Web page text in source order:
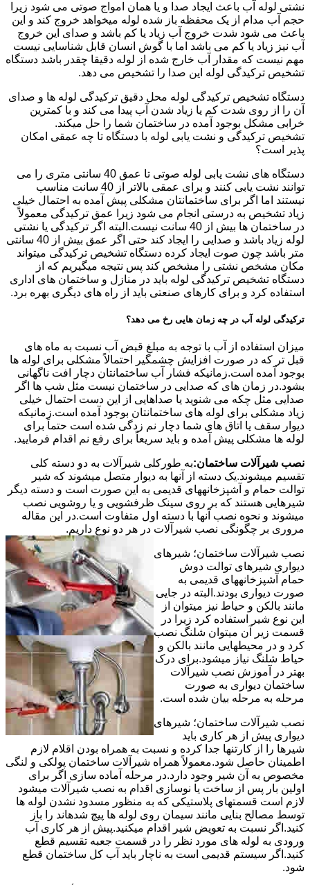
نشتی لوله آب باعث ایجاد صدا و یا همان امواج صوتی می شود زیرا
حجم آب مدام از یک محفظه باز شده لوله میخواهد خروج کند و این
باعث می شود شدت خروج آب زیاد یا کم باشد و صدای این خروج
آب نیز زیاد یا کم می باشد اما با گوش انسان قابل شناسایی نیست
مهم نیست که مقدار آب خارج شده از لوله دقیقا چقدر باشد دستگاه
تشخیص ترکیدگی لوله این صدا را تشخیص می دهد.
دستگاه تشخیص ترکیدگی لوله محل دقیق ترکیدگی لوله ها و صدای
آن را از روی شدت کم یا زیاد شدن آب پیدا می کند و با کمترین
خرابی مشکل بوجود آمده در ساختمان شما را حل میکند.
تشخیص ترکیدگی و نشت یابی لوله با دستگاه تا چه عمقی امکان
پذیر است؟
دستگاه های نشت یابی لوله صوتی تا عمق 40 سانتی متری را می
توانند نشت یابی کنند و برای عمقی بالاتر از 40 سانت مناسب
نیستند اما اگر برای ساختمانتان مشکلی پیش آمده به احتمال خیلی
زیاد تشخیص به درستی انجام می شود زیرا عمق ترکیدگی معمولاً
در ساختمان ها بیش از 40 سانت نیست.البته اگر ترکیدگی یا نشتی
لوله زیاد باشد و صدایی را ایجاد کند حتی اگر عمق بیش از 40 سانتی
متر باشد چون صوت ایجاد کرده دستگاه تشخیص ترکیدگی میتواند
مکان مشخص نشتی را مشخص کند پس نتیجه میگیریم که از
دستگاه تشخیص ترکیدگی لوله باید در منازل و ساختمان های اداری
استفاده کرد و برای کارهای صنعتی باید از راه های دیگری بهره برد.
ترکیدگی لوله آب در چه زمان هایی رخ می دهد؟
میزان استفاده از آب با توجه به مبلغ قبض آب نسبت به ماه های
قبل تر که در صورت افزایش چشمگیر احتمالاً مشکلی برای لوله ها
بوجود آمده است.زمانیکه فشار آب ساختمانتان دچار افت ناگهانی
بشود.در زمان های که صدایی در ساختمان نیست مثل شب ها اگر
صدایی مثل چکه می شنوید یا صداهایی از این دست احتمال خیلی
زیاد مشکلی برای لوله های ساختمانتان بوجود آمده است.زمانیکه
دیوار سقف یا اتاق های شما دچار نم زدگی شده است حتماً برای
لوله ها مشکلی پیش آمده و باید سریعاً برای رفع نم اقدام فرمایید.
نصب شیرآلات ساختمان:به طورکلی شیرآلات به دو دسته کلی
تقسیم میشوند.یک دسته از آنها به دیوار متصل میشوند که شیر
توالت حمام و آشپزخانههای قدیمی به این صورت است و دسته دیگر
شیرهایی هستند که بر روی سینک ظرفشویی و یا روشویی نصب
میشوند و نحوه نصب آنها با دسته اول متفاوت است.در این مقاله
مروری بر چگونگی نصب شیرآلات در هر دو نوع داریم.
نصب شیرآلات ساختمان؛ شیرهای
دیواری شیرهای توالت دوش
حمام آشپزخانههای قدیمی به
صورت دیواری بودند.البته در جایی
مانند بالکن و حیاط نیز میتوان از
این نوع شیر استفاده کرد زیرا در
قسمت زیر آن میتوان شلنگ نصب
کرد و در محیطهایی مانند بالکن و
حیاط شلنگ نیاز میشود.برای درک
بهتر در آموزش نصب شیرآلات
ساختمان دیواری به صورت
مرحله به مرحله بیان شده است.
نصب شیرآلات ساختمان؛ شیرهای
دیواری پیش از هر کاری باید
شیرها را از کارتنها جدا کرده و نسبت به همراه بودن اقلام لازم
اطمینان حاصل شود.معمولاً همراه شیرآلات ساختمان پولکی و لنگی
مخصوص به آن شیر وجود دارد.در مرحله آماده سازی اگر برای
اولین بار پس از ساخت یا نوسازی اقدام به نصب شیرآلات میشود
لازم است قسمتهای پلاستیکی که به منظور مسدود نشدن لوله ها
توسط مصالح بنایی مانند سیمان روی لوله ها پیچ شدهاند را باز
کنید.اگر نسبت به تعویض شیر اقدام میکنید.پیش از هر کاری آب
ورودی به لوله های مورد نظر را در قسمت جعبه تقسیم قطع
کنید.اگر سیستم قدیمی است به ناچار باید آب کل ساختمان قطع
شود.